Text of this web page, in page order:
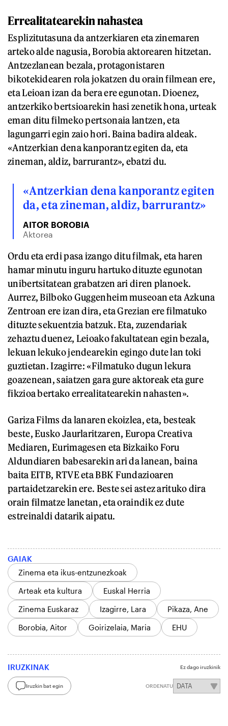
Errealitatearekin nahastea
Esplizitutasuna da antzerkiaren eta zinemaren
arteko alde nagusia, Borobia aktorearen hitzetan.
Antzezlanean bezala, protagonistaren
bikotekidearen rola jokatzen du orain filmean ere,
eta Leioan izan da bera ere egunotan. Dioenez,
antzerkiko bertsioarekin hasi zenetik hona, urteak
eman ditu filmeko pertsonaia lantzen, eta
lagungarri egin zaio hori. Baina badira aldeak.
«Antzerkian dena kanporantz egiten da, eta
zineman, aldiz, barrurantz», ebatzi du.
«Antzerkian dena kanporantz egiten
da, eta zineman, aldiz, barrurantz»
AITOR BOROBIA
Aktorea
Ordu eta erdi pasa izango ditu filmak, eta haren
hamar minutu inguru hartuko dituzte egunotan
unibertsitatean grabatzen ari diren planoek.
Aurrez, Bilboko Guggenheim museoan eta Azkuna
Zentroan ere izan dira, eta Grezian ere filmatuko
dituzte sekuentzia batzuk. Eta, zuzendariak
zehaztu duenez, Leioako fakultatean egin bezala,
lekuan lekuko jendearekin egingo dute lan toki
guztietan. Izagirre: «Filmatuko dugun lekura
goazenean, saiatzen gara gure aktoreak eta gure
fikzioa bertako errealitatearekin nahasten».
Gariza Films da lanaren ekoizlea, eta, besteak
beste, Eusko Jaurlaritzaren, Europa Creativa
Mediaren, Eurimagesen eta Bizkaiko Foru
Aldundiaren babesarekin ari da lanean, baina
baita EITB, RTVE eta BBK Fundazioaren
partaidetzarekin ere. Beste sei astez arituko dira
orain filmatze lanetan, eta oraindik ez dute
estreinaldi datarik aipatu.
GAIAK
Zinema eta ikus-entzunezkoak
Arteak eta kultura
Euskal Herria
Zinema Euskaraz
Izagirre, Lara
Pikaza, Ane
Borobia, Aitor
Goirizelaia, Maria EHU
IRUZKINAK Ez dago iruzkinik
Iruzkin bat egin ORDENATU